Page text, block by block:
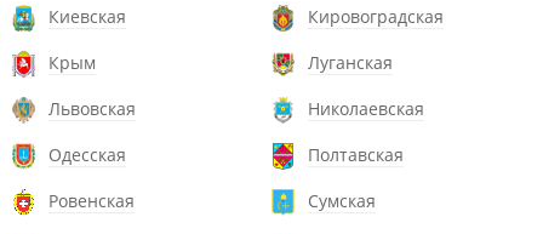
Киевская
Кировоградская
Крым
Луганская
Львовская
Николаевская
Одесская
Полтавская
Ровенская
Сумская